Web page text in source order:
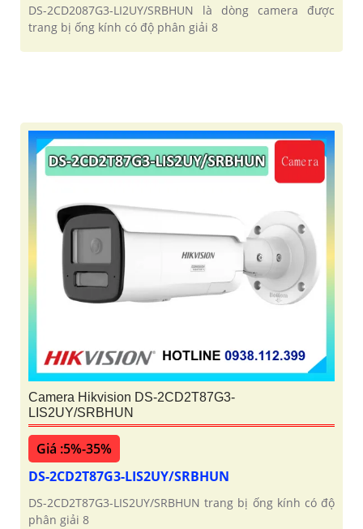
DS-2CD2087G3-LI2UY/SRBHUN là dòng camera được
trang bị ống kính có độ phân giải 8
Camera Hikvision DS-2CD2T87G3-
LIS2UY/SRBHUN
Giá :5%-35%
DS-2CD2T87G3-LIS2UY/SRBHUN
DS-2CD2T87G3-LIS2UY/SRBHUN trang bị ống kính có độ
phân giải 8